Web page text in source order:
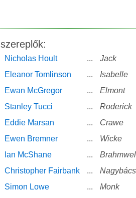
szereplők:
Nicholas Hoult ...
Jack
Eleanor Tomlinson
...
Isabelle
Ewan McGregor
...
Elmont
Stanley Tucci
...
Roderick
Eddie Marsan
...
Crawe
Ewen Bremner
...
Wicke
Ian McShane
...
Christopher Fairbank
...
Simon Lowe
...
Monk